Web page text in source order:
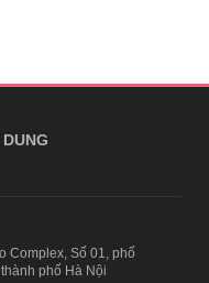
Complex, Số 01, phố
phố Hà Nội